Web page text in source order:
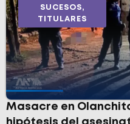
SUCESOS,
TITULARES
Masacre en
hipótesis del